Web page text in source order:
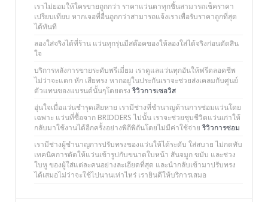
เราไม่ยอมให้ใครขายถูกกว่า ราคาแว่นตาทุกชิ้นสามารถเช็คราคา
เปรียบเทียบ หากเจอที่อื่นถูกกว่าสามารถแจ้งเราเพื่อรับราคาถูกที่สุด
ได้ทันที
ลองใส่จริงได้ที่ร้าน แว่นทุกรุ่นมีสต๊อคของให้ลองใส่ได้จริงก่อนตัดสิน
ใจ
บริการหลังการขายระดับพรีเมี่ยม เราดูแลแว่นทุกอันให้ฟรีตลอดชีพ
ไม่ว่าจะแตก หัก เสียทรง หากอยู่ในประกันเราจะช่วยส่งเคลมกับศูนย์
ตัวแทนของแบรนด์นั้นๆโดยตรงรีวิวการเซอวิส
อุ่นใจเมื่อแว่นชำรุดเสียหาย เรามีช่างที่ชำนาญด้านการซ่อมแว่นโดย
เฉพาะ แว่นที่ซื้อจาก BRIDDERS ไปนั้น เราจะช่วยชุบชีวิตแว่นเก่าให้
กลับมาใช้งานได้อีกครั้งอย่างพิถีพิถันโดยไม่มีค่าใช้จ่ายรีวิวการซ่อม
เรามีช่างผู้ชำนาญการปรับทรงของแว่นให้ได้ระดับ ใส่สบาย ไม่กดทับ
เทคนิคการดัดให้แว่นเข้ารูปกับขนาดใบหน้า สันจมูก ขมับ และช่วง
ใบหู ของผู้ใส่แต่ละคนอย่างละเอียดที่สุด และนำกลับเข้ามาปรับทรง
ได้เสมอไม่ว่าจะใช้ไปนานเท่าไหร่ เรายินดีให้บริการเสมอ